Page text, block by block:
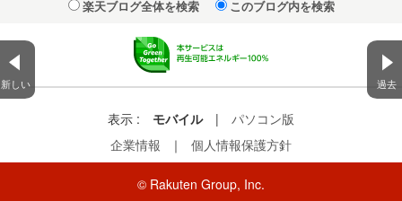
新しい 過去
楽天ブログ全体を検索 このブログ内を検索
表示 : モバイル |
パソコン版
企業情報
｜ 個人情報保護方針
© Rakuten Group, Inc.